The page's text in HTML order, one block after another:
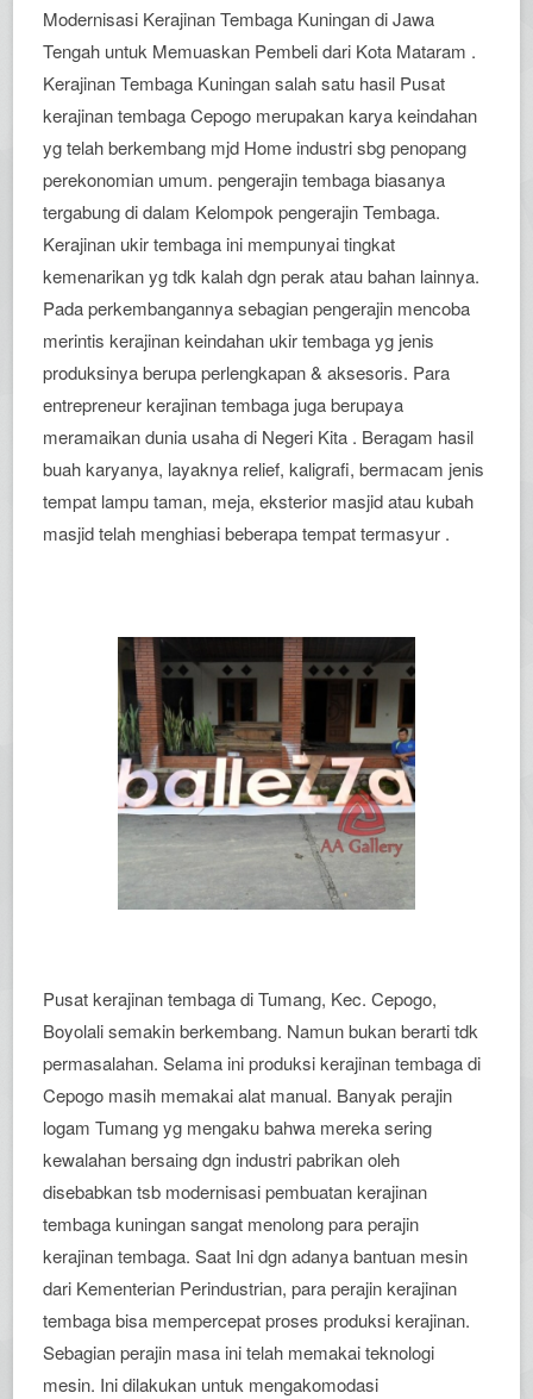
Modernisasi Kerajinan Tembaga Kuningan di Jawa
Tengah untuk Memuaskan Pembeli dari Kota Mataram .
Kerajinan Tembaga Kuningan salah satu hasil Pusat
kerajinan tembaga Cepogo merupakan karya keindahan
yg telah berkembang mjd Home industri sbg penopang
perekonomian umum. pengerajin tembaga biasanya
tergabung di dalam Kelompok pengerajin Tembaga.
Kerajinan ukir tembaga ini mempunyai tingkat
kemenarikan yg tdk kalah dgn perak atau bahan lainnya.
Pada perkembangannya sebagian pengerajin mencoba
merintis kerajinan keindahan ukir tembaga yg jenis
produksinya berupa perlengkapan & aksesoris. Para
entrepreneur kerajinan tembaga juga berupaya
meramaikan dunia usaha di Negeri Kita . Beragam hasil
buah karyanya, layaknya relief, kaligrafi, bermacam jenis
tempat lampu taman, meja, eksterior masjid atau kubah
masjid telah menghiasi beberapa tempat termasyur .
Pusat kerajinan tembaga di Tumang, Kec. Cepogo,
Boyolali semakin berkembang. Namun bukan berarti tdk
permasalahan. Selama ini produksi kerajinan tembaga di
Cepogo masih memakai alat manual. Banyak perajin
logam Tumang yg mengaku bahwa mereka sering
kewalahan bersaing dgn industri pabrikan oleh
disebabkan tsb modernisasi pembuatan kerajinan
tembaga kuningan sangat menolong para perajin
kerajinan tembaga. Saat Ini dgn adanya bantuan mesin
dari Kementerian Perindustrian, para perajin kerajinan
tembaga bisa mempercepat proses produksi kerajinan.
Sebagian perajin masa ini telah memakai teknologi
mesin. Ini dilakukan untuk mengakomodasi